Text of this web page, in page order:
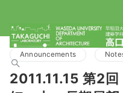
Announcements
2011.11.15 第2